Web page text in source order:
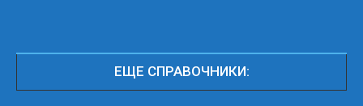
ЕЩЕ СПРАВОЧНИКИ: